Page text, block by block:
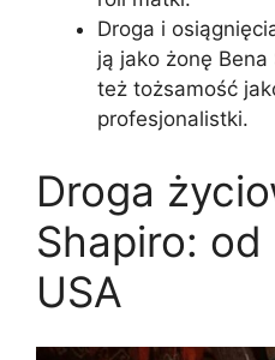
Droga i
ją jako żonę Bena
też tożsamość
profesjonalistki.
Droga
Shapiro:
USA